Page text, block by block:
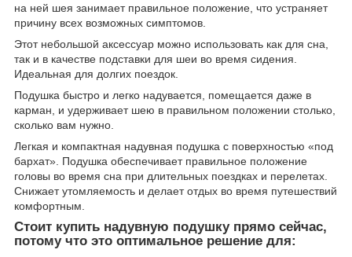
на ней шея занимает правильное положение, что устраняет
причину всех возможных симптомов.
Этот небольшой аксессуар можно использовать как для сна,
так и в качестве подставки для шеи во время сидения.
Идеальная для долгих поездок.
Подушка быстро и легко надувается, помещается даже в
карман, и удерживает шею в правильном положении столько,
сколько вам нужно.
Легкая и компактная надувная подушка с поверхностью «под
бархат». Подушка обеспечивает правильное положение
головы во время сна при длительных поездках и перелетах.
Снижает утомляемость и делает отдых во время путешествий
комфортным.
Стоит купить надувную подушку прямо сейчас,
потому что это оптимальное решение для: